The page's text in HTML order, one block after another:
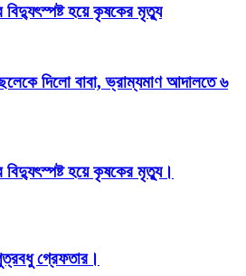
বিদ্যুৎস্পষ্ট হয়ে কৃষকের মৃত্যু
দিলো বাবা, ভ্রাম্যমাণ আদালতে ৬
বিদ্যুৎস্পষ্ট হয়ে কৃষকের মৃত্যু।
গ্রেফতার।